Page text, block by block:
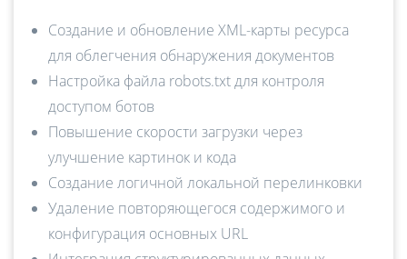
Создание и обновление XML-карты ресурса
для облегчения обнаружения документов
Настройка файла robots.txt для контроля
доступом ботов
Повышение скорости загрузки через
улучшение картинок и кода
Создание логичной локальной перелинковки
Удаление повторяющегося содержимого и
конфигурация основных URL